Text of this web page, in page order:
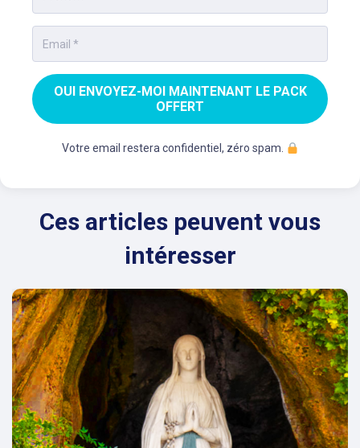
OUI ENVOYEZ-MOI MAINTENANT LE PACK
OFFERT
Votre email restera confidentiel, zéro spam.
Ces articles peuvent vous
intéresser